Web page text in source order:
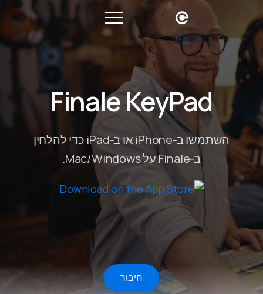
Finale KeyPad
השתמשו ב‑iPhone או ב‑iPad כדי להלחין
ב‑Finale על Mac/Windows.
חיבור